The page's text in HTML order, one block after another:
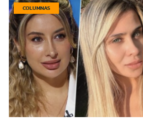
COLUMNAS